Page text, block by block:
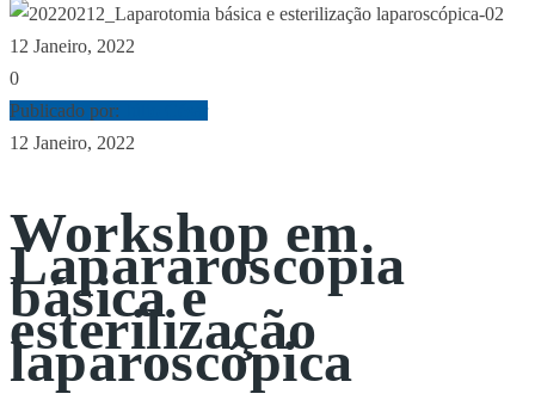
12 Janeiro, 2022
0
Publicado por:
12 Janeiro, 2022
Workshop em
Lapararoscopia
básica e
esterilização
laparoscópica